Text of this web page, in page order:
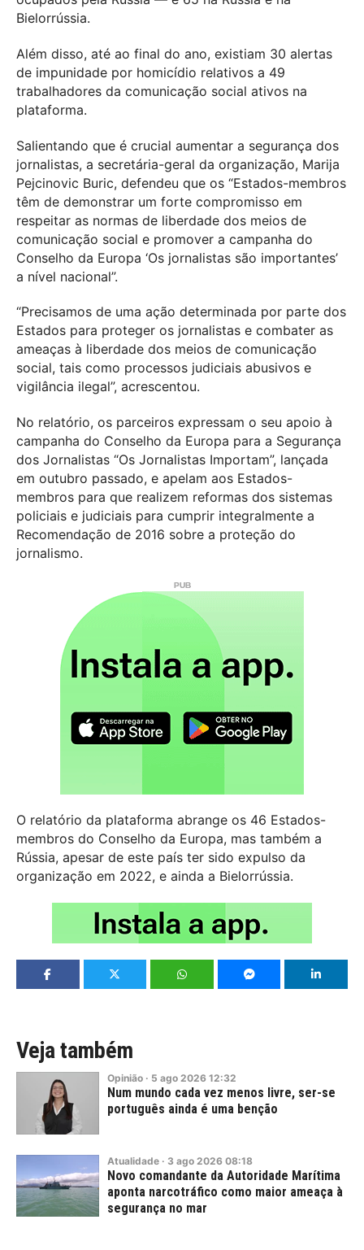
Bielorrússia.
Além disso, até ao final do ano, existiam 30 alertas
de impunidade por homicídio relativos a 49
trabalhadores da comunicação social ativos na
plataforma.
Salientando que é crucial aumentar a segurança dos
jornalistas, a secretária-geral da organização, Marija
Pejcinovic Buric, defendeu que os “Estados-membros
têm de demonstrar um forte compromisso em
respeitar as normas de liberdade dos meios de
comunicação social e promover a campanha do
Conselho da Europa ‘Os jornalistas são importantes’
a nível nacional”.
“Precisamos de uma ação determinada por parte dos
Estados para proteger os jornalistas e combater as
ameaças à liberdade dos meios de comunicação
social, tais como processos judiciais abusivos e
vigilância ilegal”, acrescentou.
No relatório, os parceiros expressam o seu apoio à
campanha do Conselho da Europa para a Segurança
dos Jornalistas “Os Jornalistas Importam”, lançada
em outubro passado, e apelam aos Estados-
membros para que realizem reformas dos sistemas
policiais e judiciais para cumprir integralmente a
Recomendação de 2016 sobre a proteção do
jornalismo.
O relatório da plataforma abrange os 46 Estados-
membros do Conselho da Europa, mas também a
Rússia, apesar de este país ter sido expulso da
organização em 2022, e ainda a Bielorrússia.
Veja também
Opinião · 5 ago 2026 12:32
Num mundo cada vez menos livre, ser-se
português ainda é uma benção
Atualidade · 3 ago 2026 08:18
Novo comandante da Autoridade Marítima
aponta narcotráfico como maior ameaça à
segurança no mar